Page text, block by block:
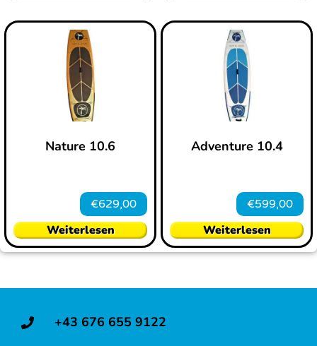
Nature 10.6
€629,00
Weiterlesen
Adventure 10.4
€599,00
Weiterlesen
+43 676 655 9122